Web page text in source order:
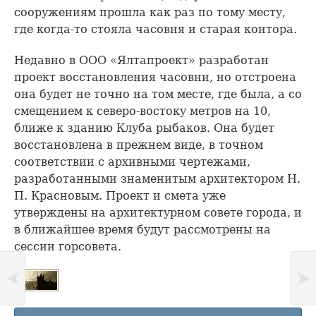
сооружениям прошла как раз по тому месту,
где когда-то стояла часовня и старая контора.
Недавно в ООО «Ялтапроект» разработан
проект восстановления часовни, но отстроена
она будет не точно на том месте, где была, а со
смещением к северо-востоку метров на 10,
ближе к зданию Клуба рыбаков. Она будет
восстановлена в прежнем виде, в точном
соответствии с архивными чертежами,
разработанными знаменитым архитектором Н.
П. Красновым. Проект и смета уже
утверждены на архитектурном совете города, и
в ближайшее время будут рассмотрены на
сессии горсовета.